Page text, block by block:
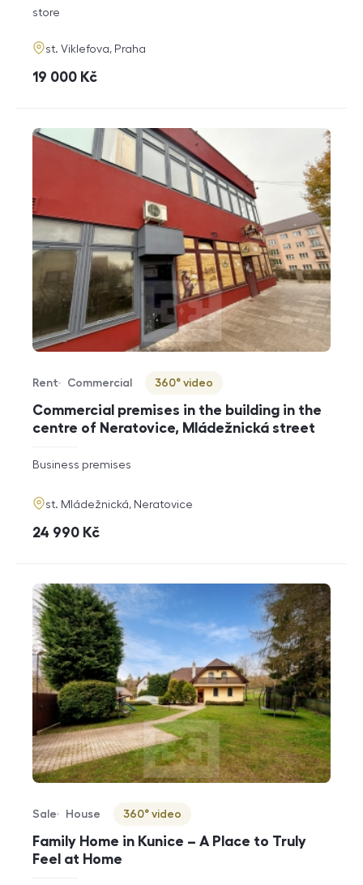
funkce
store
adresa
st. Viklefova, Praha
cena
19 000 Kč
Commercial premises in the building in the
centre of Neratovice, Mládežnická street
Offer type
Rent
Property type
Commercial
Virtuální prohlídka
360° video
rozměry
disposition
Business premises
adresa
st. Mládežnická, Neratovice
cena
24 990 Kč
Family Home in Kunice – A Place to Truly
Feel at Home
Offer type
Sale
Property type
House
Virtuální prohlídka
360° video